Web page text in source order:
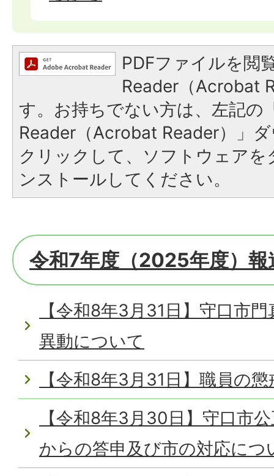
PDFファイルを閲
Reader（Acrobat
す。お持ちでない方は、左記の
Reader（Acrobat Reader）」
クリックして、ソフトウェア
ンストールしてください。
令和7年度（2025年度）報
【令和8年3月31日】守口市
異動について
【令和8年3月31日】職員の
【令和8年3月30日】守口市
からの答申及び市の対応につ